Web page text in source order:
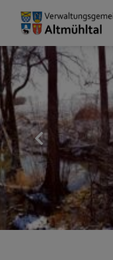
Aktuelles